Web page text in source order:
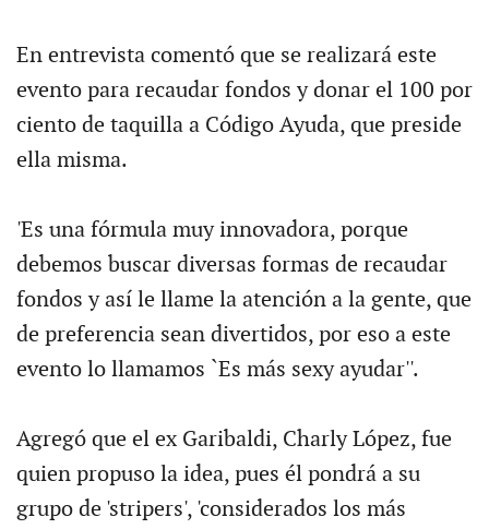
En entrevista comentó que se realizará este
evento para recaudar fondos y donar el 100 por
ciento de taquilla a Código Ayuda, que preside
ella misma.
'Es una fórmula muy innovadora, porque
debemos buscar diversas formas de recaudar
fondos y así le llame la atención a la gente, que
de preferencia sean divertidos, por eso a este
evento lo llamamos `Es más sexy ayudar''.
Agregó que el ex Garibaldi, Charly López, fue
quien propuso la idea, pues él pondrá a su
grupo de 'stripers', 'considerados los más